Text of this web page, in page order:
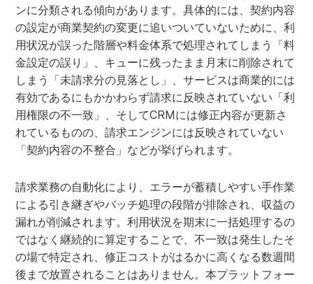
ンに分類される傾向があります。具体的には、契約内容
の設定が商業契約の変更に追いついていないために、利
用状況が誤った階層や料金体系で処理されてしまう「料
金設定の誤り」、キューに残ったまま月末に削除されて
しまう「未請求分の見落とし」、サービスは商業的には
有効であるにもかかわらず請求に反映されていない「利
用権限の不一致」、そしてCRMには修正内容が更新さ
れているものの、請求エンジンには反映されていない
「契約内容の不整合」などが挙げられます。
請求業務の自動化により、エラーが蓄積しやすい手作業
による引き継ぎやバッチ処理の段階が排除され、収益の
漏れが削減されます。利用状況を期末に一括処理するの
ではなく継続的に算定することで、不一致は発生したそ
の場で特定され、修正コストがはるかに高くなる数週間
後まで放置されることはありません。本プラットフォー